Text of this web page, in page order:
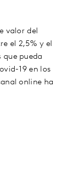
valor del
el 2,5% y el
que pueda
19 en los
online ha